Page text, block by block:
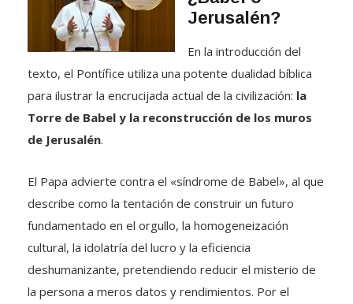
Jerusalén?
En la introducción del
texto, el Pontífice utiliza una potente dualidad bíblica
para ilustrar la encrucijada actual de la civilización: la
Torre de Babel y la reconstrucción de los muros
de Jerusalén.
El Papa advierte contra el «síndrome de Babel», al que
describe como la tentación de construir un futuro
fundamentado en el orgullo, la homogeneización
cultural, la idolatría del lucro y la eficiencia
deshumanizante, pretendiendo reducir el misterio de
la persona a meros datos y rendimientos. Por el